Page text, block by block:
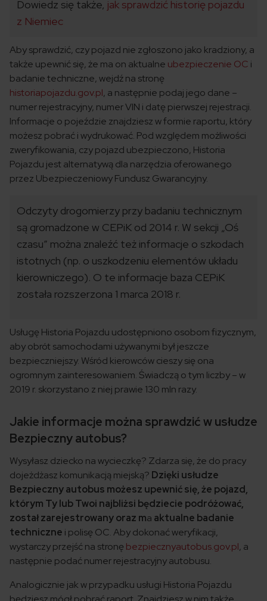
Dowiedz się także, jak sprawdzić historię pojazdu
z Niemiec
Aby sprawdzić, czy pojazd nie zgłoszono jako kradziony, a
także upewnić się, że ma on aktualne ubezpieczenie OC i
badanie techniczne, wejdź na stronę
historiapojazdu.gov.pl, a następnie podaj jego dane –
numer rejestracyjny, numer VIN i datę pierwszej rejestracji.
Informacje o pojeździe znajdziesz w formie raportu, który
możesz pobrać i wydrukować. Pod względem możliwości
zweryfikowania, czy pojazd ubezpieczono, Historia
Pojazdu jest alternatywą dla narzędzia oferowanego
przez Ubezpieczeniowy Fundusz Gwarancyjny.
Odczyty drogomierzy przy badaniu technicznym
są gromadzone w CEPiK od 2014 r. W sekcji „Oś
czasu” można znaleźć też informacje o szkodach
istotnych (np. o uszkodzeniu elementów układu
kierowniczego). O te informacje baza CEPiK
została rozszerzona 1 marca 2018 r.
Usługę Historia Pojazdu udostępniono osobom fizycznym,
aby obrót samochodami używanymi był jeszcze
bezpieczniejszy. Wśród kierowców cieszy się ona
ogromnym zainteresowaniem. Świadczą o tym liczby – w
2019 r. skorzystano z niej prawie 130 mln razy.
Jakie informacje można sprawdzić w usłudze
Bezpieczny autobus?
Wysyłasz dziecko na wycieczkę? Zdarza się, że do pracy
dojeżdżasz komunikacją miejską? Dzięki usłudze
Bezpieczny autobus możesz upewnić się, że pojazd,
którym Ty lub Twoi najbliżsi będziecie podróżować,
został zarejestrowany oraz ma aktualne badanie
techniczne i polisę OC. Aby dokonać weryfikacji,
wystarczy przejść na stronę bezpiecznyautobus.gov.pl, a
następnie podać numer rejestracyjny autobusu.
Analogicznie jak w przypadku usługi Historia Pojazdu